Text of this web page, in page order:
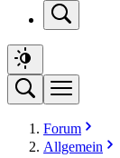
Forum
Allgemein